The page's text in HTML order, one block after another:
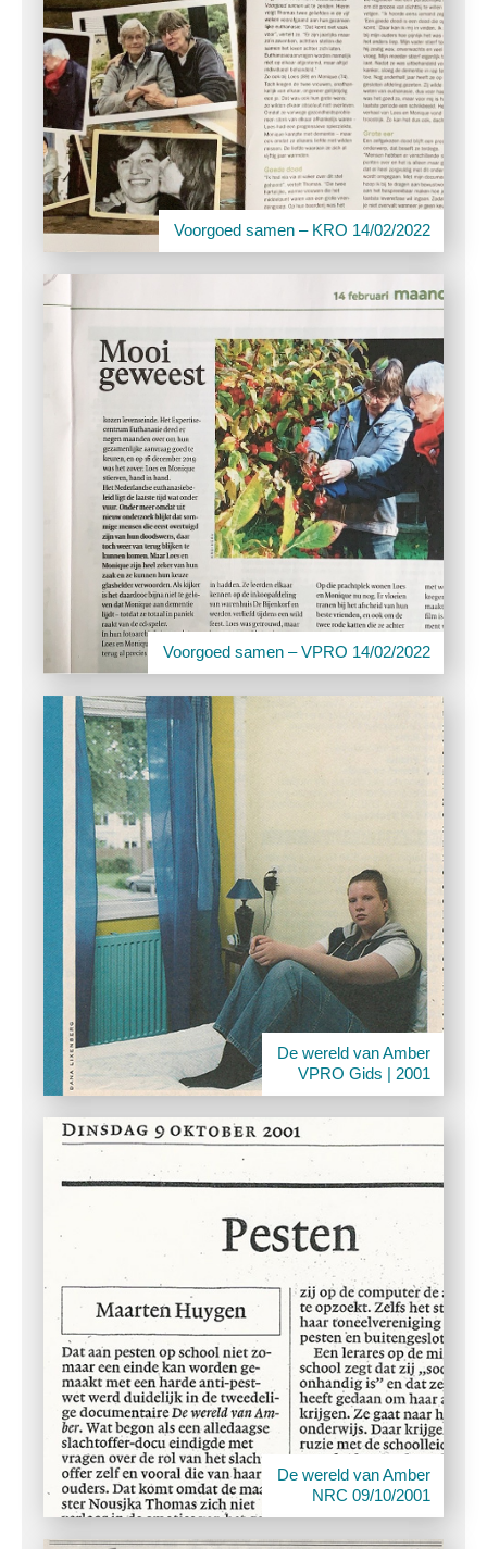
Voorgoed samen – KRO 14/02/2022
Voorgoed samen – VPRO 14/02/2022
De wereld van Amber
VPRO Gids | 2001
De wereld van Amber
NRC 09/10/2001